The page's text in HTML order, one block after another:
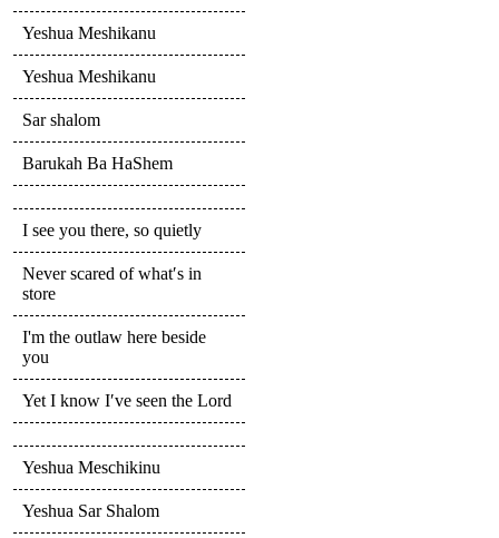
Yeshua Meshikanu
Yeshua Meshikanu
Sar shalom
Barukah Ba HaShem
I see you there, so quietly
Never scared of what′s in
store
I'm the outlaw here beside
you
Yet I know I′ve seen the Lord
Yeshua Meschikinu
Yeshua Sar Shalom